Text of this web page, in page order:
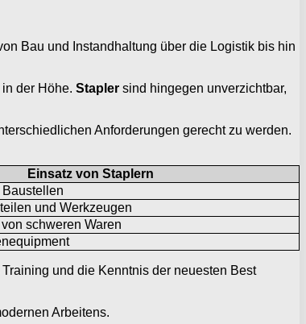
Bau und Instandhaltung über die Logistik bis hin
der Höhe. Stapler sind hingegen unverzichtbar,
Anforderungen gerecht zu werden.
Einsatz von Staplern
Baustellen
und Werkzeugen
schweren Waren
und die Kenntnis der neuesten Best
Arbeitens.